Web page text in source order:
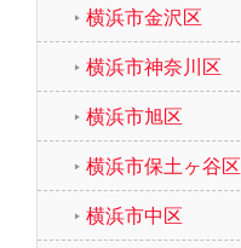
横浜市金沢区
横浜市神奈川区
横浜市旭区
横浜市保土ヶ谷区
横浜市中区